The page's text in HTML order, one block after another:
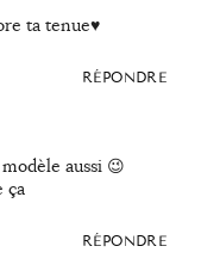
ta tenue♥
RÉPONDRE
aussi 😉
ça
RÉPONDRE